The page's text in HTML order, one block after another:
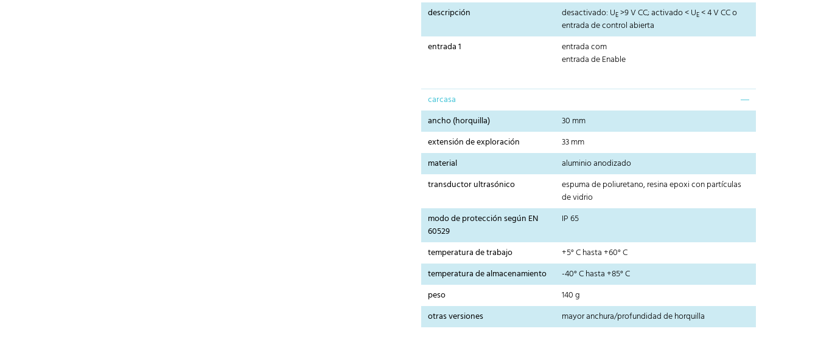
descripción
desactivado: UE>9 V CC; activado < UE< 4 V CC o
entrada de control abierta
entrada 1
entrada com
entrada de Enable
carcasa
ancho (horquilla)
30 mm
extensión de exploración
33 mm
material
aluminio anodizado
transductor ultrasónico
espuma de poliuretano, resina epoxi con partículas
de vidrio
modo de protección según EN
60529
IP 65
temperatura de trabajo
+5° C hasta +60° C
temperatura de almacenamiento
-40° C hasta +85° C
peso
140 g
otras versiones
mayor anchura/profundidad de horquilla